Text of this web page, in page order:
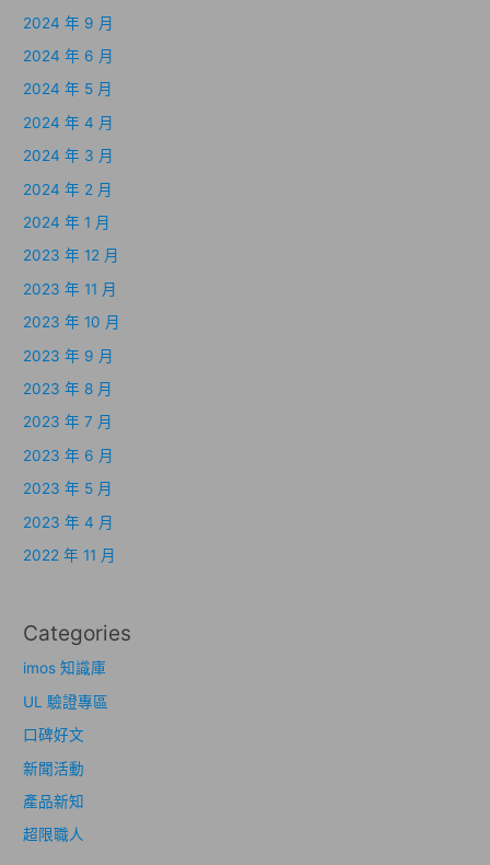
2024 年 9 月
2024 年 6 月
2024 年 5 月
2024 年 4 月
2024 年 3 月
2024 年 2 月
2024 年 1 月
2023 年 12 月
2023 年 11 月
2023 年 10 月
2023 年 9 月
2023 年 8 月
2023 年 7 月
2023 年 6 月
2023 年 5 月
2023 年 4 月
2022 年 11 月
Categories
imos 知識庫
UL 驗證專區
口碑好文
新聞活動
產品新知
超限職人